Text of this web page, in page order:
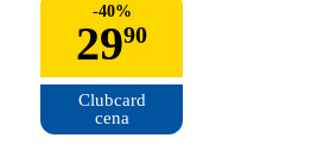
-40%
2990
Clubcard
cena